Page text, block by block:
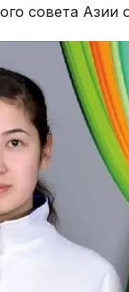
совета Азии